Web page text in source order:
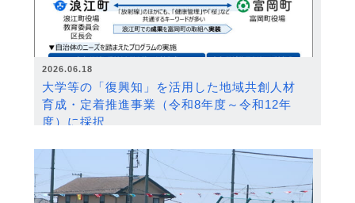
2026.06.18
大学等の「復興知」を活用した地域共創人材
育成・定着推進事業（令和8年度～令和12年
度）に採択